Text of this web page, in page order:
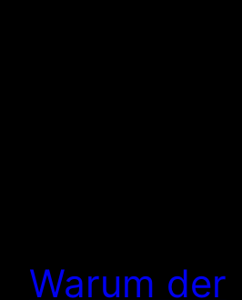
Warum der